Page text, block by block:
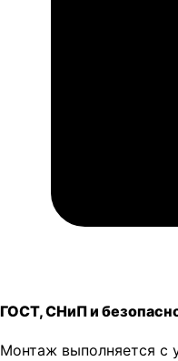
ГОСТ, СНиП и
Монтаж выполняется с